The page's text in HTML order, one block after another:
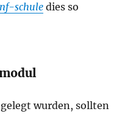
schule dies so
wurden, sollten